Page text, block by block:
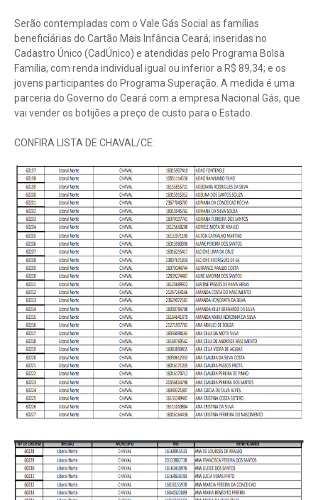
Serão contempladas com o Vale Gás Social as famílias
beneficiárias do Cartão Mais Infância Ceará; inseridas no
Cadastro Único (CadÚnico) e atendidas pelo Programa Bolsa
Família, com renda individual igual ou inferior a R$ 89,34; e os
jovens participantes do Programa Superação. A medida é uma
parceria do Governo do Ceará com a empresa Nacional Gás, que
vai vender os botijões a preço de custo para o Estado.
CONFIRA LISTA DE CHAVAL/CE: